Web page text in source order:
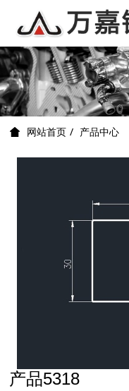
网站首页 产品中心
产品5318